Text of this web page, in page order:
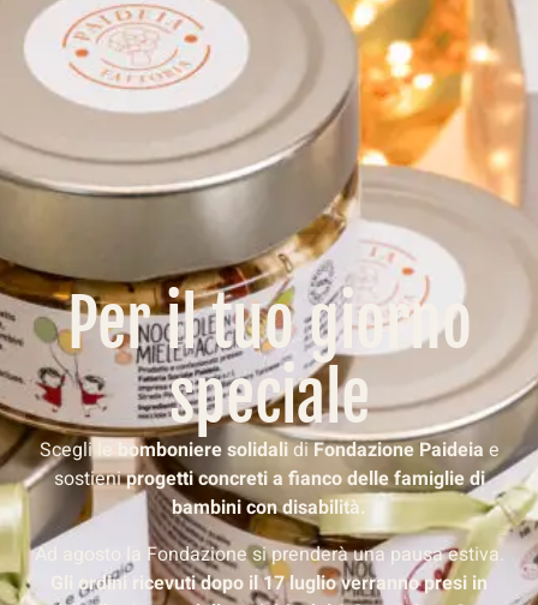
Per il tuo giorno
speciale
Scegli lebomboniere solidalidiFondazione Paideia e
sostieniprogetti concretia fianco delle famiglie di
bambini con disabilità.
Ad agosto la Fondazione si prenderà una pausa estiva.
Gli ordini ricevuti dopo il 17 luglio verranno presi in